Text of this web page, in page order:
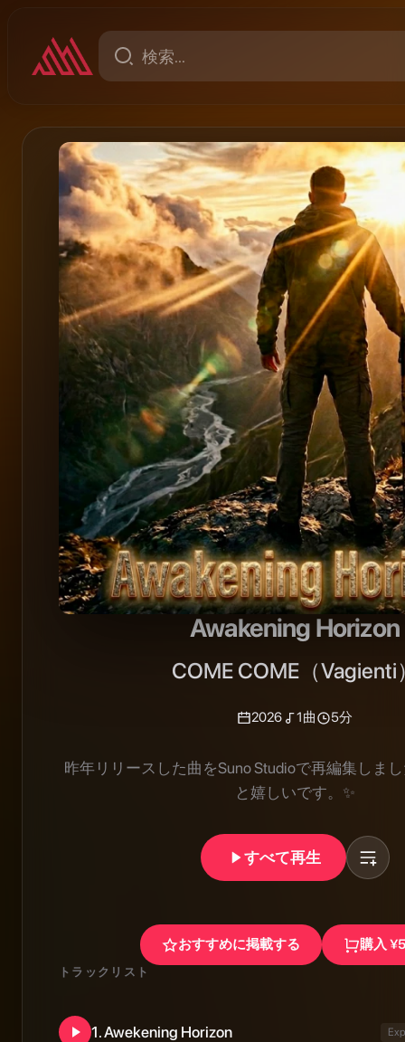
Awakening Horizon
COME COME（Vagienti
2026 1曲 5分
昨年リリースした曲をSuno Studioで再編集しま
と嬉しいです。✨
すべて再生
おすすめに掲載する 購入
トラックリスト
1.Awekening Horizon